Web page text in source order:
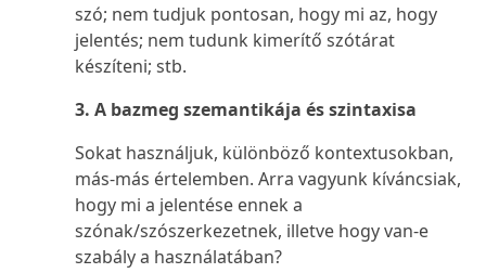
szó; nem tudjuk pontosan, hogy mi az, hogy
jelentés; nem tudunk kimerítő szótárat
készíteni; stb.
3. A bazmeg szemantikája és szintaxisa
Sokat használjuk, különböző kontextusokban,
más-más értelemben. Arra vagyunk kíváncsiak,
hogy mi a jelentése ennek a
szónak/szószerkezetnek, illetve hogy van-e
szabály a használatában?